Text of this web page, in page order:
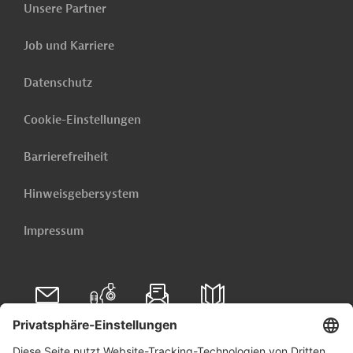
PRO202306261013682 - Annex 1
(PDF; 498,3 KB)
PRO202306261013682 - Annex 3
(PDF; 680,9 KB)
Nigeria
Luft-, Klimaschutz
Land- und Forstwirtschaft, übergreifend
Unsere Partner
Job und Karriere
Datenschutz
Cookie-Einstellungen
Barrierefreiheit
Hinweisgebersystem
Impressum